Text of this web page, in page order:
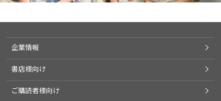
企業情報
書店様向け
ご購読者様向け